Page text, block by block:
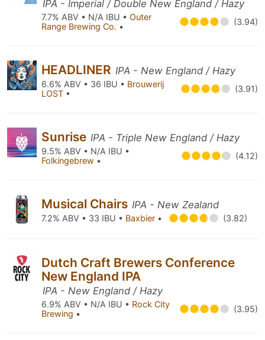
IPA - Imperial / Double New England / Hazy
7.7% ABV • N/A IBU • Outer
Range Brewing Co. • (3.94)
HEADLINER IPA - New England / Hazy
6.6% ABV • 36 IBU • Brouwerij
LOST • (3.91)
Sunrise IPA - Triple New England / Hazy
9.5% ABV • N/A IBU •
Folkingebrew • (4.12)
Musical Chairs IPA - New Zealand
7.2% ABV • 33 IBU • Baxbier • (3.82)
Dutch Craft Brewers Conference
New England IPA
IPA - New England / Hazy
6.9% ABV • N/A IBU • Rock City
Brewing • (3.95)